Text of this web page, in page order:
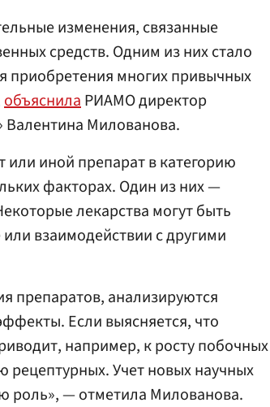
изменения, связанные
средств. Одним из них стало
приобретения многих привычных
объяснилаРИАМО директор
Валентина Милованова.
или иной препарат в категорию
факторах. Один из них —
лекарства могут быть
взаимодействии с другими
препаратов, анализируются
Если выясняется, что
например, к росту побочных
рецептурных. Учет новых научных
роль», — отметила Милованова.